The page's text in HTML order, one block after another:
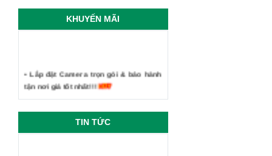
KHUYẾN MÃI
• Lắp đặt Camera trọn gói & bảo hành
tận nơi giá tốt nhất!!!
TIN TỨC